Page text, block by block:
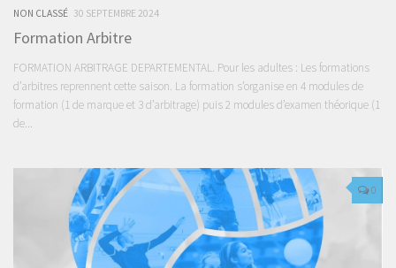
NON CLASSÉ 30 SEPTEMBRE 2024
Formation Arbitre
FORMATION ARBITRAGE DEPARTEMENTAL. Pour les adultes : Les formations
d’arbitres reprennent cette saison. La formation s’organise en 4 modules de
formation (1 de marque et 3 d’arbitrage) puis 2 modules d’examen théorique (1
de...
0